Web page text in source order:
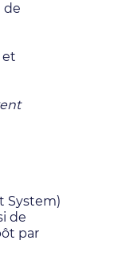
de
et
System)
de
par